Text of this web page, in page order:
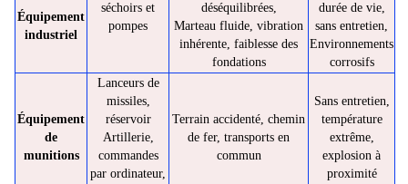
Équipement
industriel
séchoirs et
pompes
déséquilibrées,
Marteau fluide, vibration
inhérente, faiblesse des
fondations
durée de vie,
sans entretien,
Environnements
corrosifs
Équipement
de
munitions
Lanceurs de
missiles,
réservoir
Artillerie,
commandes
par ordinateur,
Terrain accidenté, chemin
de fer, transports en
commun
Sans entretien,
température
extrême,
explosion à
proximité